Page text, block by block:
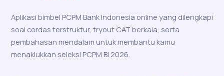
Aplikasi bimbel PCPM Bank Indonesia online yang dilengkapi
soal cerdas terstruktur, tryout CAT berkala, serta
pembahasan mendalam untuk membantu kamu
menaklukkan seleksi PCPM BI 2026.